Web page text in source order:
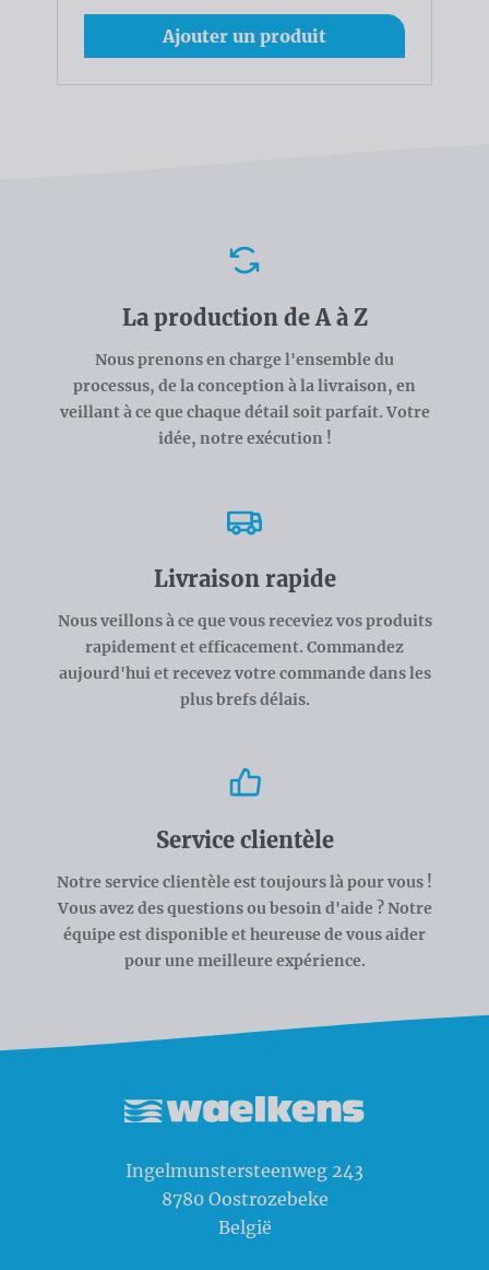
Ajouter un produit
La production de A à Z
Nous prenons en charge l'ensemble du
processus, de la conception à la livraison, en
veillant à ce que chaque détail soit parfait. Votre
idée, notre exécution !
Livraison rapide
Nous veillons à ce que vous receviez vos produits
rapidement et efficacement. Commandez
aujourd'hui et recevez votre commande dans les
plus brefs délais.
Service clientèle
Notre service clientèle est toujours là pour vous !
Vous avez des questions ou besoin d'aide ? Notre
équipe est disponible et heureuse de vous aider
pour une meilleure expérience.
Ingelmunstersteenweg 243
8780 Oostrozebeke
België